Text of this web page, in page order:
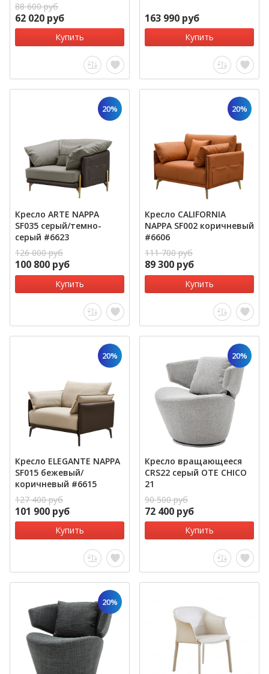
88 600 руб
62 020 руб
Купить
163 990 руб
Купить
20%
Кресло ARTE NAPPA
SF035 серый/темно-
серый #6623
126 000 руб
100 800 руб
Купить
20%
Кресло CALIFORNIA
NAPPA SF002 коричневый
#6606
111 700 руб
89 300 руб
Купить
20%
Кресло ELEGANTE NAPPA
SF015 бежевый/
коричневый #6615
127 400 руб
101 900 руб
Купить
20%
Кресло вращающееся
CRS22 серый OTE CHICO
21
90 500 руб
72 400 руб
Купить
20%